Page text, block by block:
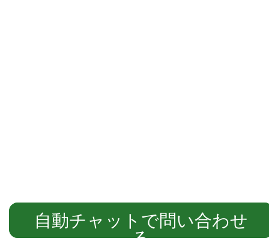
自動チャットでご案内します
自動チャットで問い合わせ
る